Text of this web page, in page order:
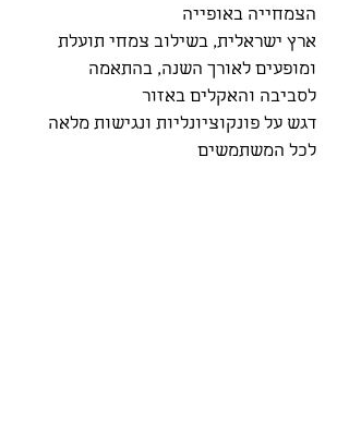
הצמחייה באופייה
ארץ ישראלית, בשילוב צמחי תועלת
ומופעים לאורך השנה, בהתאמה
לסביבה והאקלים באזור
דגש על פונקוציונליות ונגישות מלאה
לכל המשתמשים